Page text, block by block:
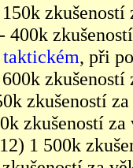
400k
taktickém, při
zkušeností
zkušeností
1 500k